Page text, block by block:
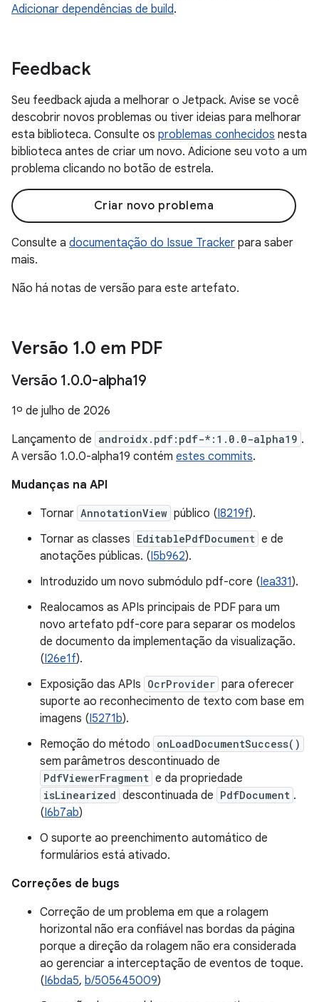
Adicionar dependências de build.
Feedback
Seu feedback ajuda a melhorar o Jetpack. Avise se você
descobrir novos problemas ou tiver ideias para melhorar
esta biblioteca. Consulte os problemas conhecidos nesta
biblioteca antes de criar um novo. Adicione seu voto a um
problema clicando no botão de estrela.
Criar novo problema
Consulte a documentação do Issue Tracker para saber
mais.
Não há notas de versão para este artefato.
Versão 1.0 em PDF
Versão 1.0.0-alpha19
1º de julho de 2026
Lançamento de androidx.pdf:pdf-*:1.0.0-alpha19 .
A versão 1.0.0-alpha19 contém estes commits.
Mudanças na API
Tornar AnnotationView público (I8219f).
Tornar as classes EditablePdfDocument e de
anotações públicas. (I5b962).
Introduzido um novo submódulo pdf-core (Iea331).
Realocamos as APIs principais de PDF para um
novo artefato pdf-core para separar os modelos
de documento da implementação da visualização.
(I26e1f).
Exposição das APIs OcrProvider para oferecer
suporte ao reconhecimento de texto com base em
imagens (I5271b).
Remoção do método onLoadDocumentSuccess()
sem parâmetros descontinuado de
PdfViewerFragment e da propriedade
isLinearized descontinuada de PdfDocument .
(I6b7ab)
O suporte ao preenchimento automático de
formulários está ativado.
Correções de bugs
Correção de um problema em que a rolagem
horizontal não era confiável nas bordas da página
porque a direção da rolagem não era considerada
ao gerenciar a interceptação de eventos de toque.
(I6bda5, b/505645009)